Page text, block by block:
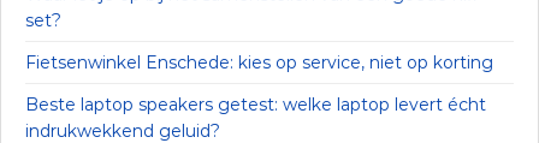
set?
Fietsenwinkel Enschede: kies op service, niet op korting
Beste laptop speakers getest: welke laptop levert écht
indrukwekkend geluid?